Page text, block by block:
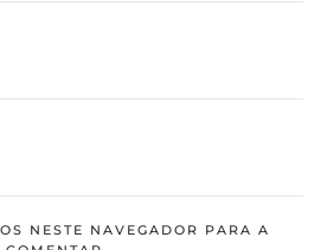
NESTE NAVEGADOR PARA A